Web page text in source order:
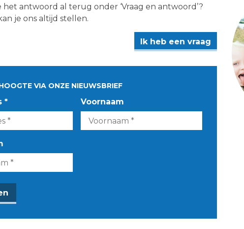
het antwoord al terug onder ‘Vraag en antwoord’?
je ons altijd stellen.
Ik heb een vraag
VIA ONZE NIEUWSBRIEF
* Voornaam